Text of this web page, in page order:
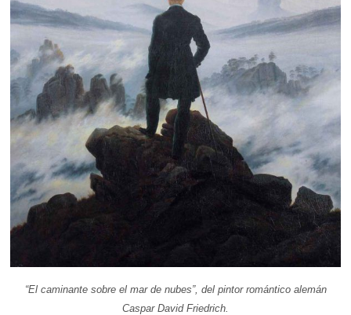
“El caminante sobre el mar de nubes”, del pintor romántico alemán
Caspar David Friedrich.